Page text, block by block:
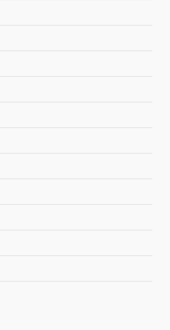
la vida en
a policías en Yuriria
tradición que